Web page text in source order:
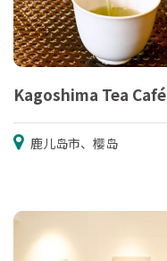
Kagoshima Tea Café
鹿儿岛市、樱岛